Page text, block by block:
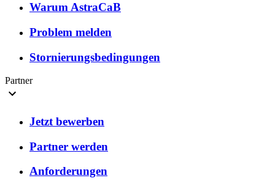
Warum AstraCaB
Problem melden
Stornierungsbedingungen
Partner
Jetzt bewerben
Partner werden
Anforderungen